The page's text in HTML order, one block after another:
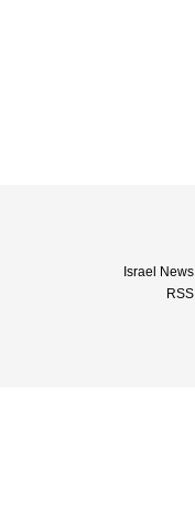
Israel News
RSS